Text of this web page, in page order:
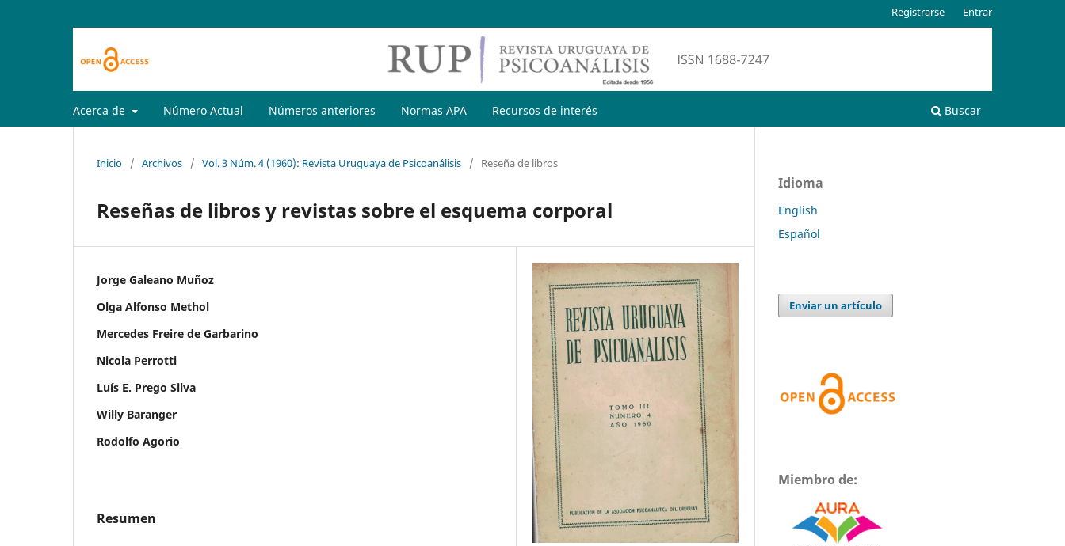
Acerca de Número Actual Números anteriores Normas APA Recursos de interés Buscar
Registrarse Entrar
Inicio / Archivos / Vol. 3 Núm. 4 (1960): Revista Uruguaya de Psicoanálisis / Reseña de libros
Reseñas de libros y revistas sobre el esquema corporal
Jorge Galeano Muñoz
Olga Alfonso Methol
Mercedes Freire de Garbarino
Nicola Perrotti
Luís E. Prego Silva
Willy Baranger
Rodolfo Agorio
Resumen
Idioma
English
Español
Enviar un artículo
Miembro de: